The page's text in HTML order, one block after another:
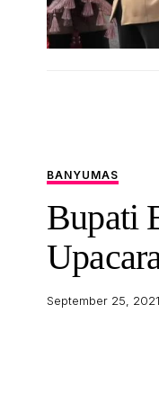
BANYUMAS
Bupati
September 25, 2021